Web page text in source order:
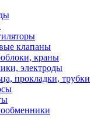
клапаны
краны
электроды
прокладки, трубки